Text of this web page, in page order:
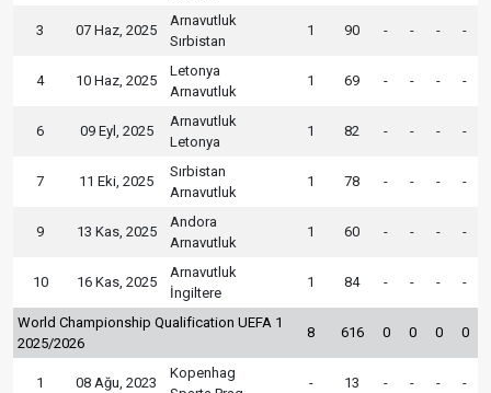
3 07 Haz, 2025
Arnavutluk
Sırbistan
1 90 - - - -
4 10 Haz, 2025
Letonya
Arnavutluk
1 69 - - - -
6 09 Eyl, 2025
Arnavutluk
Letonya
1 82 - - - -
7 11 Eki, 2025
Sırbistan
Arnavutluk
1 78 - - - -
9 13 Kas, 2025
Andora
Arnavutluk
1 60 - - - -
10 16 Kas, 2025
Arnavutluk
İngiltere
1 84 - - - -
World Championship Qualification UEFA 1
2025/2026
8 616 0 0 0 0
1 08 Ağu, 2023
Kopenhag
- 13 - - - -